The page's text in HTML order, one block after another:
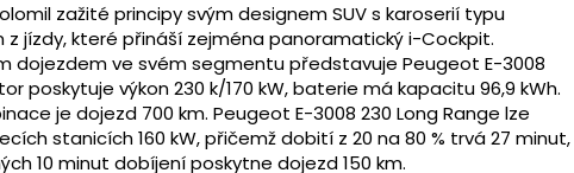
zažité principy svým designem SUV s karoserií typu
jízdy, které přináší zejména panoramatický i-Cockpit.
dojezdem ve svém segmentu představuje Peugeot E-3008
poskytuje výkon 230 k/170 kW, baterie má kapacitu 96,9 kWh.
je dojezd 700 km. Peugeot E-3008 230 Long Range lze
stanicích 160 kW, přičemž dobití z 20 na 80 % trvá 27 minut,
10 minut dobíjení poskytne dojezd 150 km.